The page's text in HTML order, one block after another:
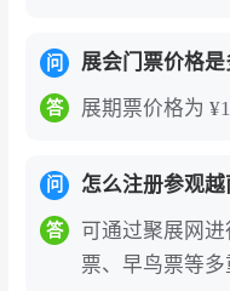
国际品牌 ：
L、King Blue、
ike、Pata、
Wiha、Stanley、
l、Bahco、Knipex
问 展会门票价格是
答 展期票价格为
问 怎么注册参观越
答
可通过聚展网
票、早鸟票等多